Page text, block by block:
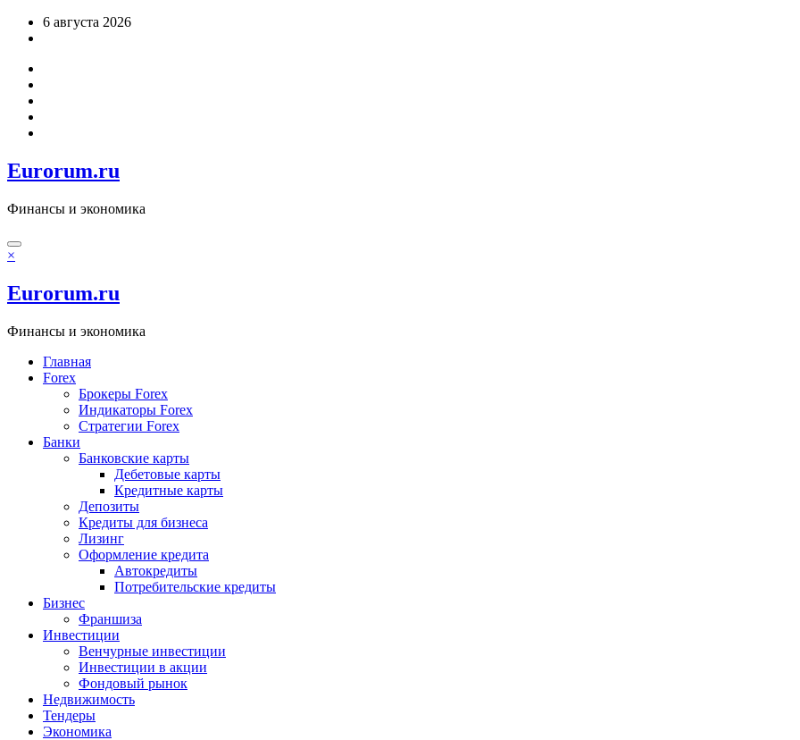
Перейти6 августа 2026
Eurorum.ru
Финансы и экономика
×
Eurorum.ru
Финансы и экономика
Главная
Forex
Брокеры Forex
Индикаторы Forex
Стратегии Forex
Банки
Банковские карты
Дебетовые карты
Кредитные карты
Депозиты
Кредиты для бизнеса
Лизинг
Оформление кредита
Автокредиты
Потребительские кредиты
Бизнес
Франшиза
Инвестиции
Венчурные инвестиции
Инвестиции в акции
Фондовый рынок
Недвижимость
Тендеры
Экономика